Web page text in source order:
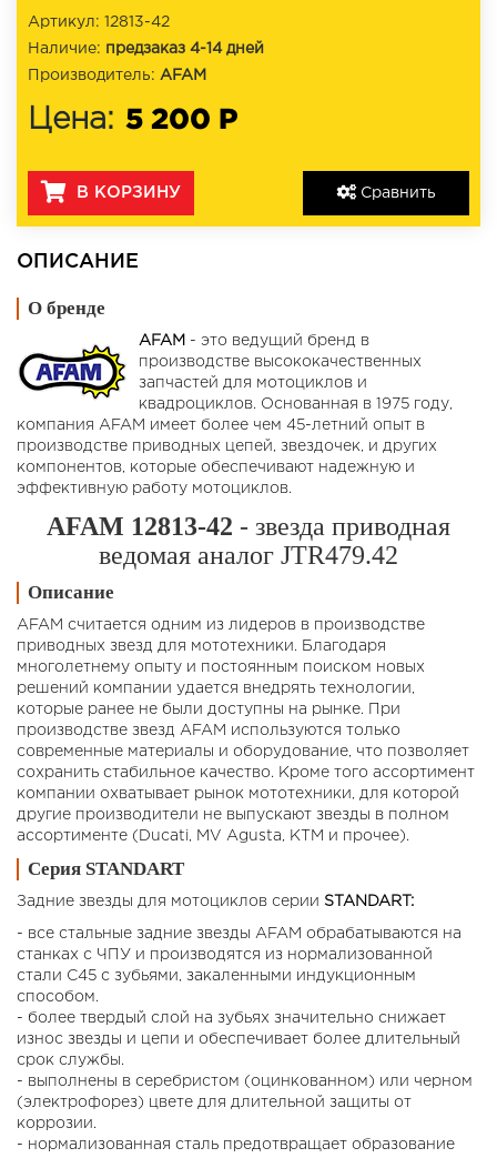
Сравнить
Артикул: 12813-42
Наличие: предзаказ 4-14 дней
Производитель: AFAM
Цена: 5 200 Р
В КОРЗИНУ
ОПИСАНИЕ
О бренде
AFAM - это ведущий бренд в
производстве высококачественных
запчастей для мотоциклов и
квадроциклов. Основанная в 1975 году,
компания AFAM имеет более чем 45-летний опыт в
производстве приводных цепей, звездочек, и других
компонентов, которые обеспечивают надежную и
эффективную работу мотоциклов.
AFAM 12813-42 - звезда приводная
ведомая аналог JTR479.42
Описание
AFAM считается одним из лидеров в производстве
приводных звезд для мототехники. Благодаря
многолетнему опыту и постоянным поиском новых
решений компании удается внедрять технологии,
которые ранее не были доступны на рынке. При
производстве звезд AFAM используются только
современные материалы и оборудование, что позволяет
сохранить стабильное качество. Кроме того ассортимент
компании охватывает рынок мототехники, для которой
другие производители не выпускают звезды в полном
ассортименте (Ducati, MV Agusta, KTM и прочее).
Серия STANDART
Задние звезды для мотоциклов cерии STANDART:
- все стальные задние звезды AFAM обрабатываются на
станках с ЧПУ и производятся из нормализованной
стали C45 с зубьями, закаленными индукционным
способом.
- более твердый слой на зубьях значительно снижает
износ звезды и цепи и обеспечивает более длительный
срок службы.
- выполнены в серебристом (оцинкованном) или черном
(электрофорез) цвете для длительной защиты от
коррозии.
- нормализованная сталь предотвращает образование